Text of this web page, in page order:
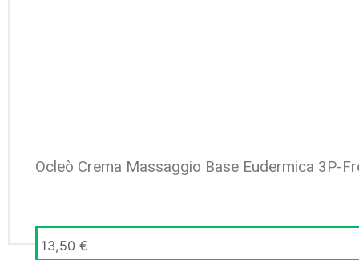
Ocleò Crema Massaggio Base Eudermica 3P-
13,50 €